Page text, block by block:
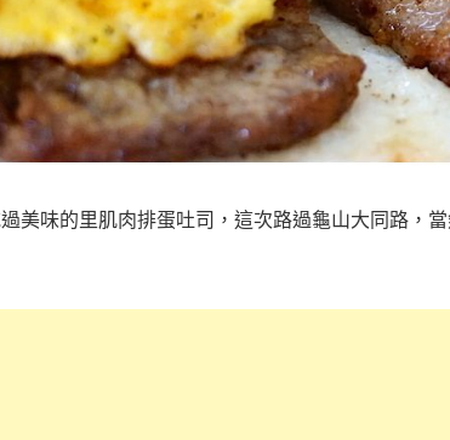
美味的里肌肉排蛋吐司，這次路過龜山大同路，